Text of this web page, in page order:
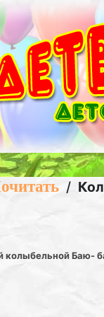
/
колыбельной Баю-